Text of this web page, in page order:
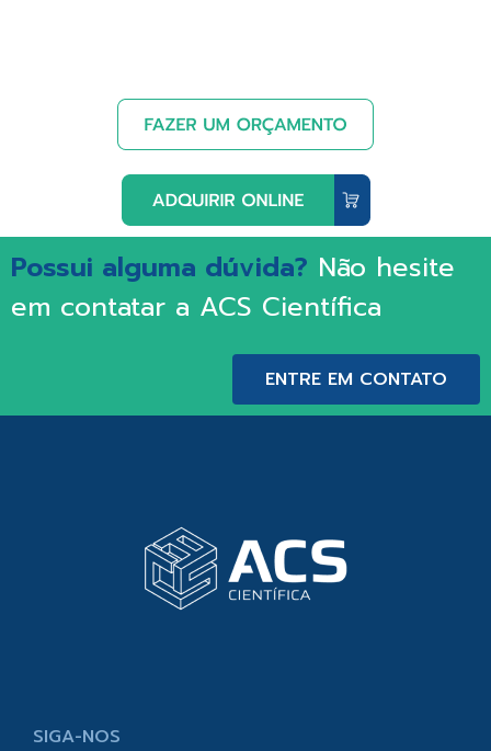
Possui alguma dúvida? Não hesite
em contatar a ACS Científica
ENTRE EM CONTATO
SIGA-NOS